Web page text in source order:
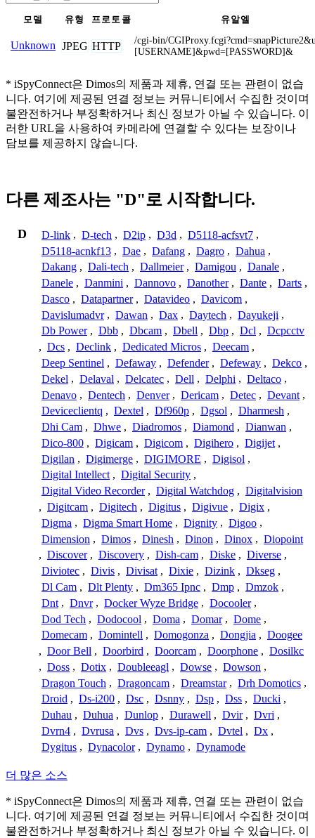
모델 유형 프로토콜 유알엘
Unknown JPEG HTTP
/cgi-bin/
[USERNAME]&pwd=[PASSWORD]&
* iSpyConnect은 Dimos의 제품과 제휴, 연결 또는 관련이 없습
니다. 여기에 제공된 연결 정보는 커뮤니티에서 수집한 것이며
불완전하거나 부정확하거나 최신 정보가 아닐 수 있습니다. 이
러한 URL을 사용하여 카메라에 연결할 수 있다는 보장이나
담보를 제공하지 않습니다.
다른 제조사는 "D"로 시작합니다.
D D-link , D-tech , D2ip , D3d , D5118-acfsvt7 ,
D5118-acnkf13 , Dae , Dafang , Dagro , Dahua ,
Dakang , Dali-tech , Dallmeier , Damigou , Danale ,
Danele , Danmini , Dannovo , Danother , Dante , Darts ,
Dasco , Datapartner , Datavideo , Davicom ,
Davislumadvr , Dawan , Dax , Daytech , Dayukeji ,
Db Power , Dbb , Dbcam , Dbell , Dbp , Dcl , Dcpcctv
, Dcs , Declink , Dedicated Micros , Deecam ,
Deep Sentinel , Defaway , Defender , Defeway , Dekco ,
Dekel , Delaval , Delcatec , Dell , Delphi , Deltaco ,
Denavo , Dentech , Denver , Dericam , Detec , Devant ,
Deviceclientq , Dextel , Df960p , Dgsol , Dharmesh ,
Dhi Cam , Dhwe , Diadromos , Diamond , Dianwan ,
Dico-800 , Digicam , Digicom , Digihero , Digijet ,
Digilan , Digimerge , DIGIMORE , Digisol ,
Digital Intellect , Digital Security ,
Digital Video Recorder , Digital Watchdog , Digitalvision
, Digitcam , Digitech , Digitus , Digivue , Digix ,
Digma , Digma Smart Home , Dignity , Digoo ,
Dimension , Dimos , Dinesh , Dinon , Dinox , Diopoint
, Discover , Discovery , Dish-cam , Diske , Diverse ,
Diviotec , Divis , Divisat , Dixie , Dizink , Dkseg ,
Dl Cam , Dlt Plenty , Dm365 Ipnc , Dmp , Dmzok ,
Dnt , Dnvr , Docker Wyze Bridge , Docooler ,
Dod Tech , Dodocool , Doma , Domar , Dome ,
Domecam , Domintell , Domogonza , Dongjia , Doogee
, Door Bell , Doorbird , Doorcam , Doorphone , Dosilkc
, Doss , Dotix , Doubleeagl , Dowse , Dowson ,
Dragon Touch , Dragoncam , Dreamstar , Drh Domotics ,
Droid , Ds-i200 , Dsc , Dsnny , Dsp , Dss , Ducki ,
Duhau , Duhua , Dunlop , Durawell , Dvir , Dvri ,
Dvrn4 , Dvrusa , Dvs , Dvs-ip-cam , Dvtel , Dx ,
Dygitus , Dynacolor , Dynamo , Dynamode
더 많은 소스
* iSpyConnect은 Dimos의 제품과 제휴, 연결 또는 관련이 없습
니다. 여기에 제공된 연결 정보는 커뮤니티에서 수집한 것이며
불완전하거나 부정확하거나 최신 정보가 아닐 수 있습니다. 이